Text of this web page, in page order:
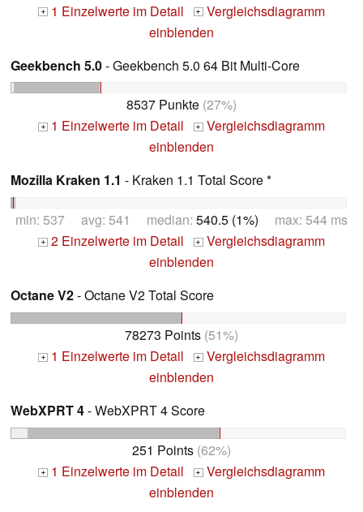
+ 1 Einzelwerte im Detail + Vergleichsdiagramm
einblenden
Geekbench 5.0- Geekbench 5.0 64 Bit Multi-Core
8537 Punkte (27%)
+ 1 Einzelwerte im Detail + Vergleichsdiagramm
einblenden
Mozilla Kraken 1.1 - Kraken 1.1 Total Score *
min: 537 avg: 541 median: 540.5 (1%) max: 544 ms
+ 2 Einzelwerte im Detail + Vergleichsdiagramm
einblenden
Octane V2- Octane V2 Total Score
78273 Points (51%)
+ 1 Einzelwerte im Detail + Vergleichsdiagramm
einblenden
WebXPRT 4- WebXPRT 4 Score
251 Points (62%)
+ 1 Einzelwerte im Detail + Vergleichsdiagramm
einblenden